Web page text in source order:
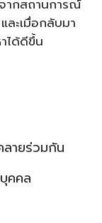
ากสถานการณ์
ละเมื่อกลับมา
ได้ดีขึ้น
ายร่วมกัน
คคล